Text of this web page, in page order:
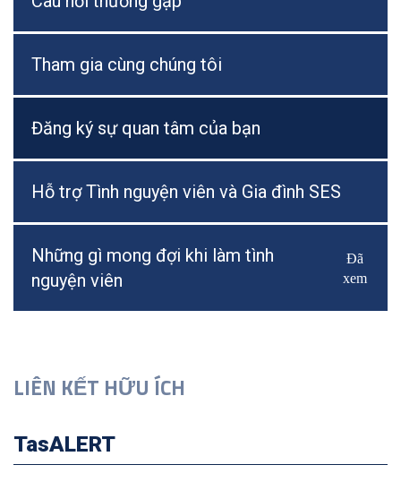
Tham gia cùng chúng tôi
Đăng ký sự quan tâm của bạn
Hỗ trợ Tình nguyện viên và Gia đình SES
Những gì mong đợi khi làm tình
nguyện viên
Bật/Tắt
Đã
xem
LIÊN KẾT HỮU ÍCH
TasALERT